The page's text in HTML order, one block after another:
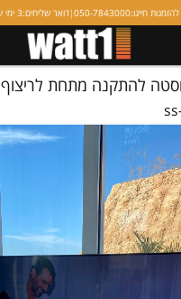
להזמנות חייגו:050-7843000
|דואר שליחים:3 ימי עסקים
להתקנה מתחת לריצוף